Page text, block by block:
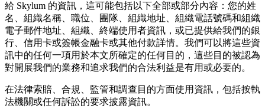
給 Skylum 的資訊，這可能包括以下全部或部分內容：您的姓
名、組織名稱、職位、團隊、組織地址、組織電話號碼和組織
電子郵件地址、組織、終端使用者資訊，或已提供給我們的銀
行、信用卡或簽帳金融卡或其他付款詳情。我們可以將這些資
訊中的任何一項用於本文所確定的任何目的，這些目的被認為
對開展我們的業務和追求我們的合法利益是有用或必要的。
在法律索賠、合規、監管和調查目的方面使用資訊，包括按執
法機關或任何訴訟的要求披露資訊。